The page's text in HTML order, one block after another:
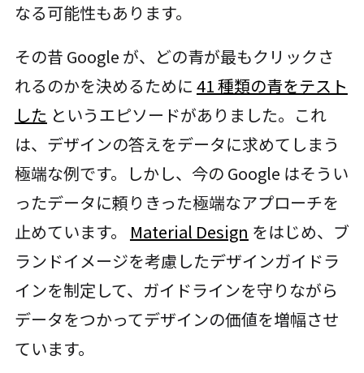
なる可能性もあります。
その昔 Google が、どの青が最もクリックさ
れるのかを決めるために 41 種類の青をテスト
した というエピソードがありました。これ
は、デザインの答えをデータに求めてしまう
極端な例です。しかし、今の Google はそうい
ったデータに頼りきった極端なアプローチを
止めています。 Material Design をはじめ、ブ
ランドイメージを考慮したデザインガイドラ
インを制定して、ガイドラインを守りながら
データをつかってデザインの価値を増幅させ
ています。